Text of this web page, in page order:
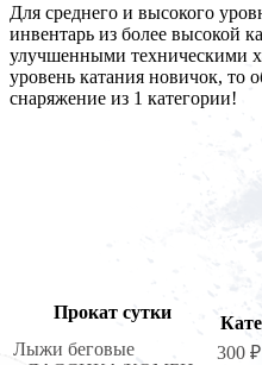
Для среднего и высокого
инвентарь из более высокой
улучшенными техническими
уровень катания новичок, то
снаряжение из 1 категории!
Прокат сутки
Лыжи беговые
300 ₽